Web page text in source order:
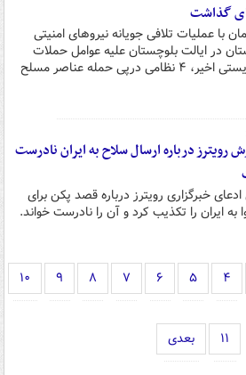
گذاشت
با عملیات تلافی جویانه نیروهای امنیتی
در ایالت بلوچستان علیه عوامل حملات
تروریستی اخیر، ۴ نظامی درپی حمله عناصر مسلح
رویترز درباره ارسال سلاح به ایران نادرست
خبرگزاری رویترز درباره قصد پکن برای
ایران را تکذیب کرد و آن را نادرست خواند.
۴ ۵ ۶ ۷ ۸ ۹ ۱۰
۱۱ بعدی